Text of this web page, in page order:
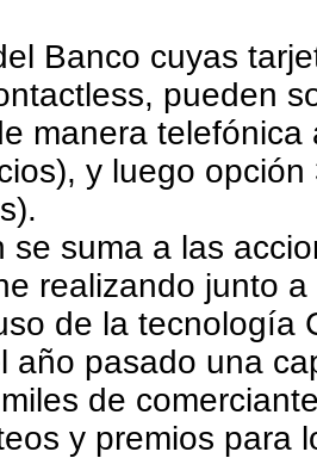
Banco cuyas
pueden
manera
y luego opción
se suma a las
realizando junto
de la tecnología
año pasado una
de
y premios para